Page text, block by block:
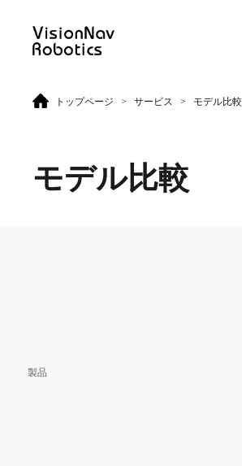
トップページ > サービス > モデル比較
モデル比較
製品